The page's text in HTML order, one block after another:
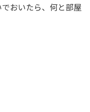
おいたら、何と部屋